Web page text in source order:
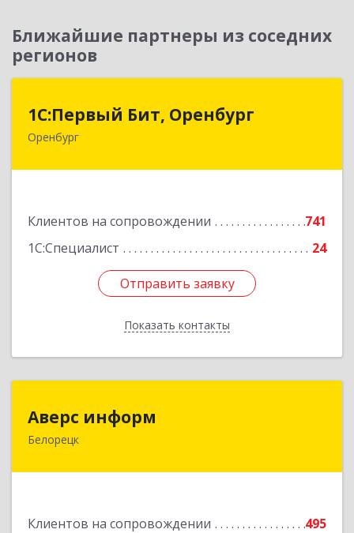
Ближайшие партнеры из соседних
регионов
1С:Первый Бит, Оренбург
Оренбург
Клиентов на сопровождении
741
1С:Специалист
24
Отправить заявку
Показать контакты
1С:Первый Бит, Оренбург
460044, Оренбургская обл, Оренбург, Березка
Отправить заявку
Назад
Аверс информ
Белорецк
Клиентов на сопровождении
495
453500, Башкортостан Респ, Белорецкий р-н,
Подробнее